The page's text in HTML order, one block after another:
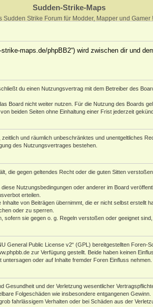
Sudden-Strike-Maps
Sudden Strike Forum für Modder, Mapper und Gamer !
maps.de/phpBB2“) wird zwischen dir und
du einen Nutzungsvertrag mit dem Betreiber des
Board nicht weiter nutzen. Für die Nutzung des Boards
beiden Seiten ohne Einhaltung einer Frist jederzeit
und räumlich unbeschränktes und unentgeltliches
des Nutzungsvertrages bestehen.
die gegen geltendes Recht oder die guten Sitten
Nutzungsbedingungen oder anderer im Board
erteilen.
von Beiträgen übernimmt, die er nicht selbst erstellt
oder zu sperren.
sie gegen o. g. Regeln verstoßen oder geeignet
General Public License v2“ (GPL) bereitgestellten Foren-
zur Verfügung gestellt. Beide haben keinen
oder auf Inhalte fremder Foren Einfluss nehmen.
Gesundheit und der Verletzung wesentlicher
Folgeschäden wie insbesondere entgangenen Gewinn.
fahrlässigem Verhalten oder bei Schäden aus der